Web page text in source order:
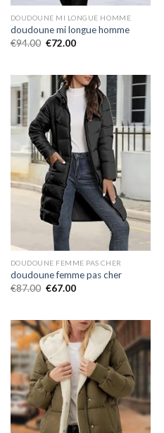
DOUDOUNE MI LONGUE HOMME
doudoune mi longue homme
€94.00 €72.00
DOUDOUNE FEMME PAS CHER
doudoune femme pas cher
€87.00 €67.00